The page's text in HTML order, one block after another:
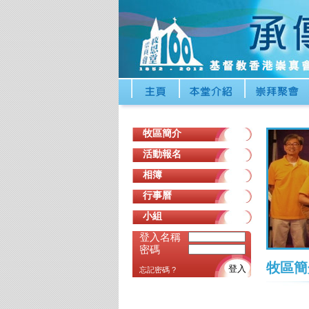
牧區簡介
活動報名
相簿
行事曆
小組
登入名稱
密碼
忘記密碼 ? 登入 牧區